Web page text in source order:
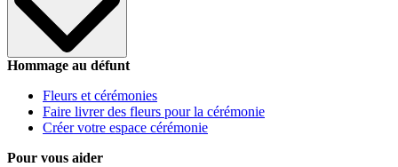
Hommage au défunt
Fleurs et cérémonies
Faire livrer des fleurs pour la cérémonie
Créer votre espace cérémonie
Pour vous aider